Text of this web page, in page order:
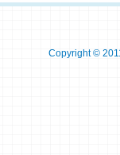
Copyright ©